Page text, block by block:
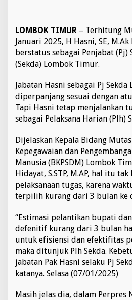
LOMBOK TIMUR – Terhitung
Januari 2025, H Hasni, SE,
berstatus sebagai Penjabat (Pj)
(Sekda) Lombok Timur.
Jabatan Hasni sebagai Pj
diperpanjang sesuai dengan
Tapi Hasni tetap menjalankan
sebagai Pelaksana Harian (Plh)
Dijelaskan Kepala Bidang
Kepegawaian dan
Manusia (BKPSDM) Lombok
Hidayat, S.STP, M.AP, hal itu
pelaksanaan tugas, karena
terpilih kurang dari 3 bulan ke
“Estimasi pelantikan bupati
defenitif kurang dari 3 bulan
untuk efisiensi dan efektifitas
maka ditunjuk Plh Sekda.
jabatan Pak Hasni selaku Pj
katanya. Selasa (07/01/2025)
Masih jelas dia, dalam Perpres